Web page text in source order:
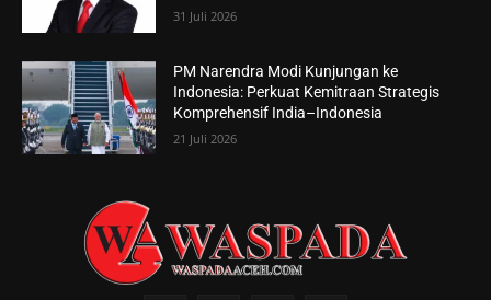
31 Juli 2026
PM Narendra Modi Kunjungan ke
Indonesia: Perkuat Kemitraan Strategis
Komprehensif India–Indonesia
21 Juli 2026